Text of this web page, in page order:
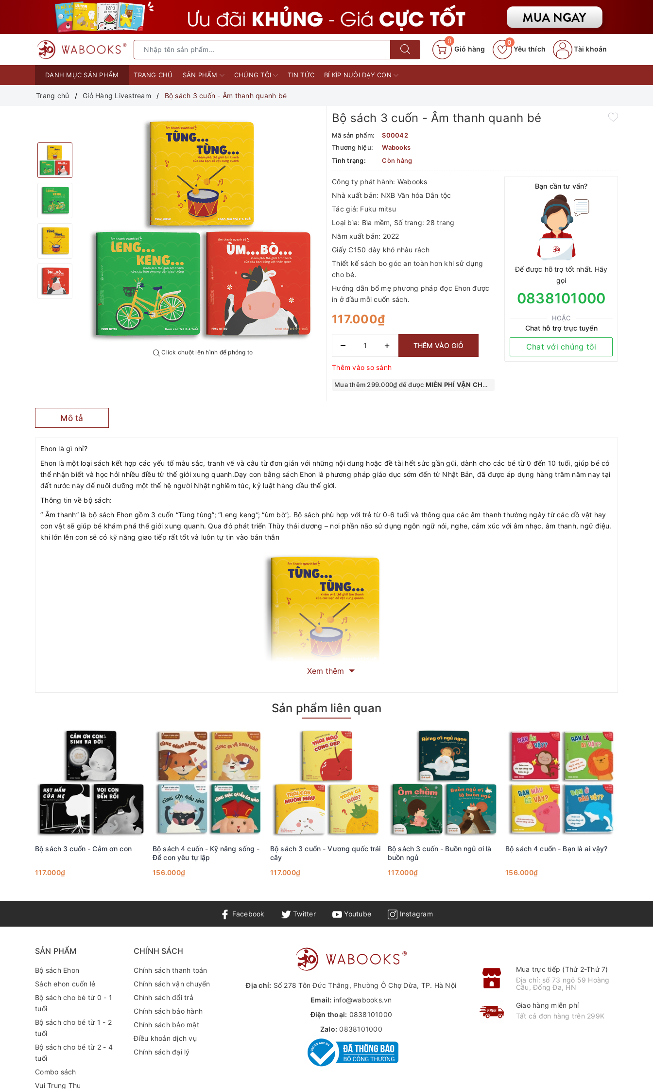
0
Giỏ hàng Yêu thích
0
Tài khoản
DANH MỤC SẢN PHẨM TRANG CHỦ SẢN PHẨM CHÚNG TÔI TIN TỨC BÍ KÍP NUÔI DẠY CON
Trang chủ Giỏ Hàng Livestream Bộ sách 3 cuốn - Âm thanh quanh bé
Click chuột lên hình để phóng to
Bộ sách 3 cuốn - Âm thanh quanh bé
Mã sản phẩm:
S00042
Thương hiệu:
Wabooks
Tình trạng:
Còn hàng
Công ty phát hành: Wabooks
Nhà xuất bản: NXB Văn hóa Dân tộc
Tác giả: Fuku mitsu
Loại bìa: Bìa mềm, Số trang: 28 trang
Năm xuất bản: 2022
Giấy C150 dày khó nhàu rách
Thiết kế sách bo góc an toàn hơn khi sử dụng
cho bé.
Hướng dẫn bố mẹ phương pháp đọc Ehon được
in ở đầu mỗi cuốn sách.
117.000₫
– + THÊM VÀO GIỎ
Thêm vào so sánh
Mua thêm 299.000₫ để được MIỄN PHÍ VẬN CHUYỂN
Bạn cần tư vấn?
Để được hỗ trợ tốt nhất. Hãy
gọi
0838101000
HOẶC
Chat hỗ trợ trực tuyến
Chat với chúng tôi
Mô tả
Ehon là gì nhỉ?
Ehon là một loại sách kết hợp các yếu tố màu sắc, tranh vẽ và câu từ đơn giản với những nội dung hoặc đề tài hết sức gần gũi, dành cho các bé từ 0 đến 10 tuổi, giúp bé có
thể nhận biết và học hỏi nhiều điều từ thế giới xung quanh.Dạy con bằng sách Ehon là phương pháp giáo dục sớm đến từ Nhật Bản, đã được áp dụng hàng trăm năm nay tại
đất nước này để nuôi dưỡng một thế hệ người Nhật nghiêm túc, kỷ luật hàng đầu thế giới.
Thông tin về bộ sách:
“ Âm thanh” là bộ sách Ehon gồm 3 cuốn “Tùng tùng”; “Leng keng”; “ùm bò”;. Bộ sách phù hợp với trẻ từ 0-6 tuổi và thông qua các âm thanh thường ngày từ các đồ vật hay
con vật sẽ giúp bé khám phá thế giới xung quanh. Qua đó phát triển Thùy thái dương – nơi phần não sử dụng ngôn ngữ nói, nghe, cảm xúc với âm nhạc, âm thanh, ngữ điệu.
khi lớn lên con sẽ có kỹ năng giao tiếp rất tốt và luôn tự tin vào bản thân
Nội dung đơn giản mà sâu sắc được thể hiện bằng những hình vẽ vô cùng đáng yêu ngộ nghĩnh cùng với những mảng màu lớn, chắc chắn sẽ khiến các bé vô cùng thích thú
và hào hứng theo dõi. Hứa hẹn đây sẽ là một bộ sách gối đầu giường của bất kỳ bạn nhỏ nào đang trong độ tuổi lên 0 - 6 đấy.
Xem thêm
Sản phẩm liên quan
Bộ sách 3 cuốn - Cảm ơn con
117.000₫
Bộ sách 4 cuốn - Kỹ năng sống -
Để con yêu tự lập
156.000₫
Bộ sách 3 cuốn - Vương quốc trái
cây
117.000₫
Bộ sách 3 cuốn - Buồn ngủ ơi là
buồn ngủ
117.000₫
Bộ sách 4 cuốn - Bạn là ai vậy?
156.000₫
Facebook Twitter Youtube Instagram
SẢN PHẨM
Bộ sách Ehon
Sách ehon cuốn lẻ
Bộ sách cho bé từ 0 - 1
tuổi
Bộ sách cho bé từ 1 - 2
tuổi
Bộ sách cho bé từ 2 - 4
tuổi
Combo sách
Vui Trung Thu
CHÍNH SÁCH
Chính sách thanh toán
Chính sách vận chuyển
Chính sách đổi trả
Chính sách bảo hành
Chính sách bảo mật
Điều khoản dịch vụ
Chính sách đại lý
Địa chỉ: Số 278 Tôn Đức Thắng, Phường Ô Chợ Dừa, TP. Hà Nội
Email: info@wabooks.vn
Điện thoại: 0838101000
Zalo: 0838101000
Mua trực tiếp (Thứ 2-Thứ 7)
Địa chỉ: số 73 ngõ 59 Hoàng
Cầu, Đống Đa, HN
Giao hàng miễn phí
Tất cả đơn hàng trên 299K